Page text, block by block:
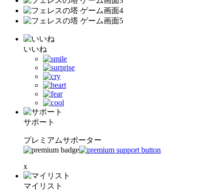
いいね
サポート
プレミアムサポーター
x
マイリスト